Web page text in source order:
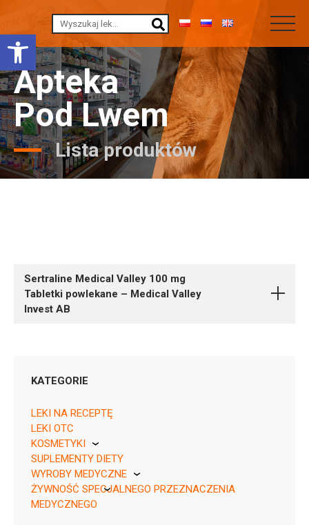
Otwórz pasek narzędzi
Apteka
Pod Lwem
Lista produktów
Sertraline Medical Valley 100 mg
Tabletki powlekane – Medical Valley
Invest AB
05909991559861 ¦ Rp ¦ 159167
30 tabl.
KATEGORIE
LEKI NA RECEPTĘ
LEKI OTC
KOSMETYKI
Pierre Fabre
SUPLEMENTY DIETY
WYROBY MEDYCZNE
KikGel
ŻYWNOŚĆ SPECJALNEGO PRZEZNACZENIA
MEDYCZNEGO